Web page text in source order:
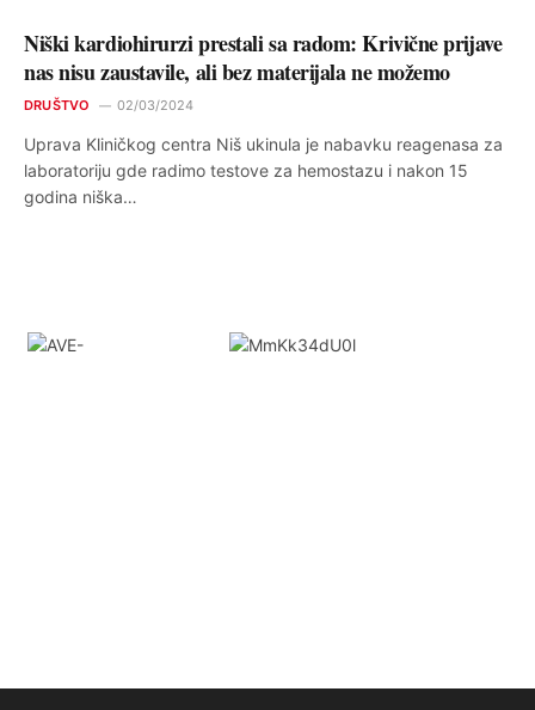
Niški kardiohirurzi prestali sa radom: Krivične prijave
nas nisu zaustavile, ali bez materijala ne možemo
DRUŠTVO 02/03/2024
Uprava Kliničkog centra Niš ukinula je nabavku reagenasa za
laboratoriju gde radimo testove za hemostazu i nakon 15
godina niška…